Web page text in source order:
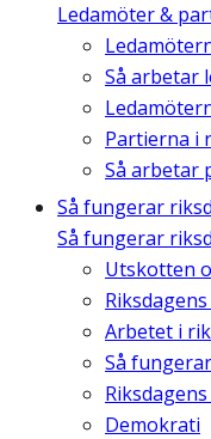
Ledamöter &
Så arbetar
Partierna i
Så arbetar
Så fungerar
Så fungerar
Utskotten
Arbetet i
Så
Demokrati